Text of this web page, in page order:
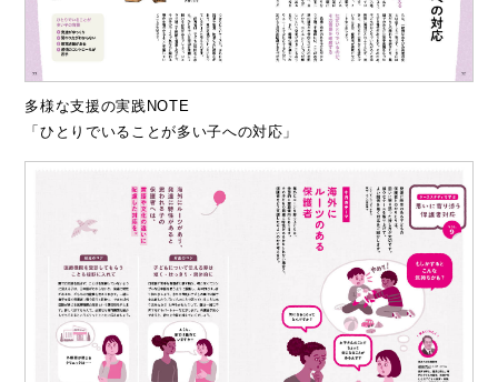
多様な支援の実践NOTE
「ひとりでいることが多い子への対応」